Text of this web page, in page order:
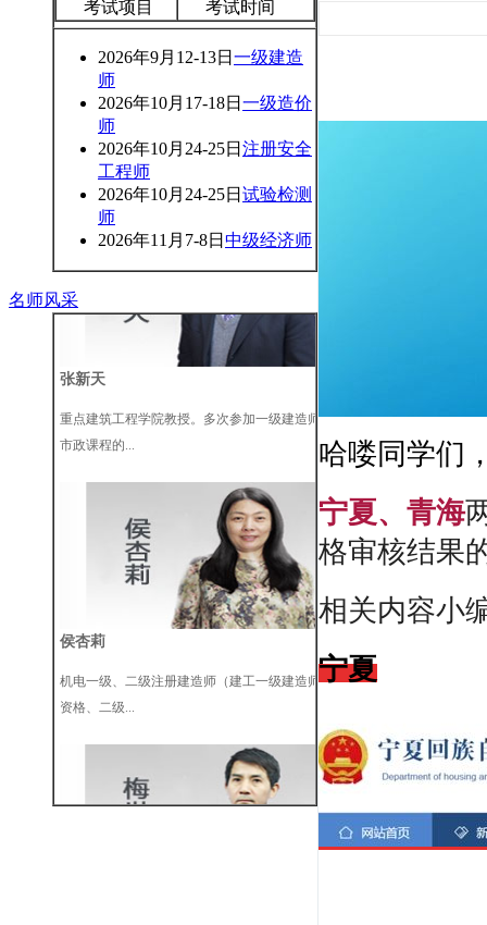
考试项目 考试时间
2026年9月12-13日 一级建造
师
2026年10月17-18日 一级造价
师
2026年10月24-25日 注册安全
工程师
2026年10月24-25日 试验检测
师
2026年11月7-8日 中级经济师
名师风采
王树京
北京工业大学建筑系教授，全国一、二级建造
师执业资格...
市政课程的...
机电一级、二级注册建造师（建工一级建造师
资格、二级...
哈喽同学们
宁夏、青海
格审核结果
相关内容小
宁夏